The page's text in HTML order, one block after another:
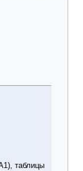
таблицы